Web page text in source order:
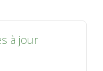
à jour